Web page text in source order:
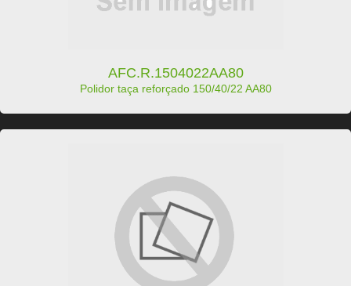
AFC.R.1504022AA80
Polidor taça reforçado 150/40/22 AA80